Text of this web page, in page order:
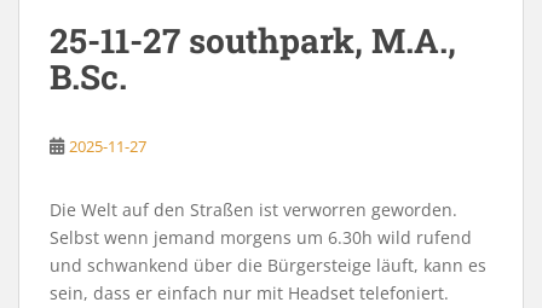
25-11-27 southpark, M.A.,
B.Sc.
2025-11-27
Die Welt auf den Straßen ist verworren geworden.
Selbst wenn jemand morgens um 6.30h wild rufend
und schwankend über die Bürgersteige läuft, kann es
sein, dass er einfach nur mit Headset telefoniert.